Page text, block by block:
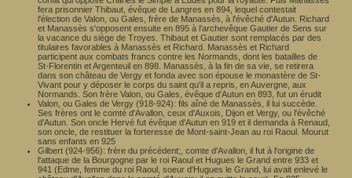
fera prisonnier Thibaut, évêque de Langres en 894, lequel contestait
l'élection de Valon, ou Gales, frère de Manassès, à l'évêché d'Autun. Richard
et Manassès s'opposent ensuite en 895 à l'archevêque Gautier de Sens sur
la vacance du siège de Troyes. Thibaut et Gautier sont remplacés par des
titulaires favorables à Manassès et Richard. Manassès et Richard
participent aux combats francs contre les Normands, dont les batailles de
St-Florentin et Argenteuil en 898. Manassès, à la fin de sa vie, se retirera
dans son château de Vergy et fonda avec son épouse le monastère de St-
Vivant pour y déposer le corps du saint qu'il a repris, en Auvergne, aux
Normands. Son frère Valon, ou Gales, évêque d'Autun en 893, fut un érudit
Valon, ou Gales de Vergy (918-924): fils aîné de Manassès, il lui succède.
Ses frères ont le comté d'Avallon, ceux d'Auxois, Dijon et Vergy, ou l'évêché
d'Autun. Son oncle Hervé fut évêque d'Autun en 919 et il demanda à Renaud,
son oncle, de restituer la forteresse de Mont-saint-Jean au roi Raoul. Mourut
sans enfants en 925
Gilbert (924-956): frère du précédent;, comte d'Avallon, il fut à l'origine de
l'attaque de la Bourgogne par le roi Raoul et Hugues le Grand entre 933 et
941 (Edme, femme du roi Raoul, soeur d'Hugues le Grand, lui avait enlevé le